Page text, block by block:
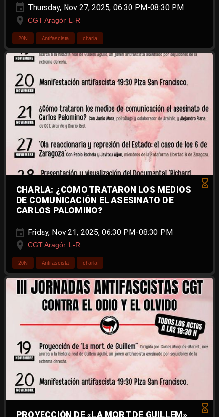
Thursday, Nov 27, 2025, 06:30 PM-08:30 PM
CGT Aragón L-R
20N Antifascista charla
CHARLA: ¿CÓMO TRATARON LOS MEDIOS
DE COMUNICACIÓN EL ASESINATO DE
CARLOS PALOMINO?
Friday, Nov 21, 2025, 06:30 PM-08:30 PM
CGT Aragón L-R
20N Antifascista charla
PROYECCIÓN DE «LA MORT DE GUILLEM»